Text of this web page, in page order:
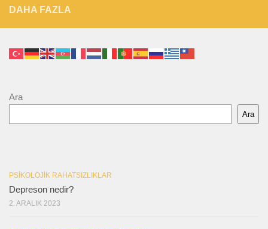
DAHA FAZLA
Ara
Ara
PSIKOLOJIK RAHATSIZLIKLAR
Depreson nedir?
2. ARALIK 2023